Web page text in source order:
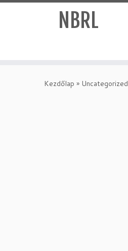
NBRL
Kezdőlap » Uncategorized